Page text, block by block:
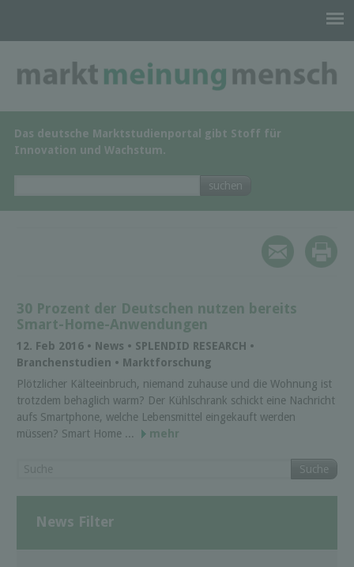
Das deutsche Marktstudienportal gibt Stoff für
Innovation und Wachstum.
30 Prozent der Deutschen nutzen bereits
Smart-Home-Anwendungen
12. Feb 2016 • News • SPLENDID RESEARCH •
Branchenstudien • Marktforschung
Plötzlicher Kälteeinbruch, niemand zuhause und die Wohnung ist
trotzdem behaglich warm? Der Kühlschrank schickt eine Nachricht
aufs Smartphone, welche Lebensmittel eingekauft werden
müssen? Smart Home ...
mehr
Suche
News Filter